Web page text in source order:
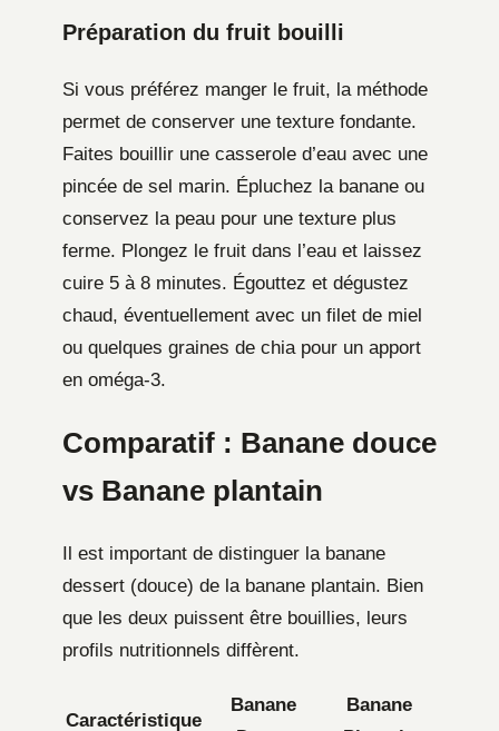
Préparation du fruit bouilli
Si vous préférez manger le fruit, la méthode
permet de conserver une texture fondante.
Faites bouillir une casserole d’eau avec une
pincée de sel marin. Épluchez la banane ou
conservez la peau pour une texture plus
ferme. Plongez le fruit dans l’eau et laissez
cuire 5 à 8 minutes. Égouttez et dégustez
chaud, éventuellement avec un filet de miel
ou quelques graines de chia pour un apport
en oméga-3.
Comparatif : Banane douce
vs Banane plantain
Il est important de distinguer la banane
dessert (douce) de la banane plantain. Bien
que les deux puissent être bouillies, leurs
profils nutritionnels diffèrent.
Caractéristique
Banane
Banane